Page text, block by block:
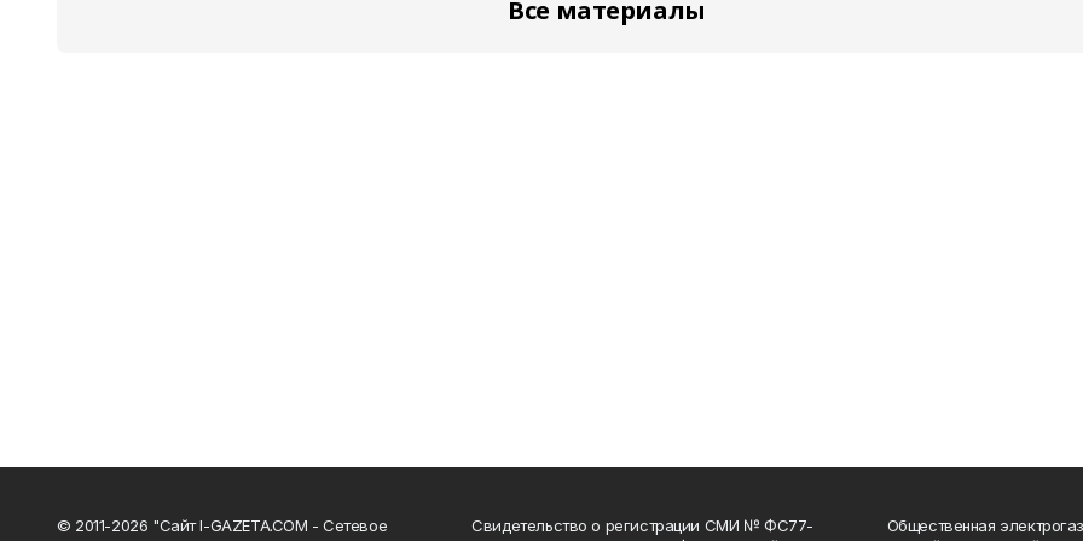
Все материалы
© 2011-2026 "Сайт I-GAZETA.COM - Сетевое
Свидетельство о регистрации СМИ № ФС77-
Общественная